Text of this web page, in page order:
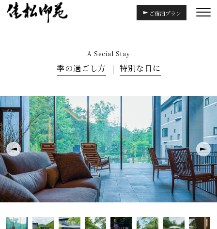
ご宿泊プラン
A Secial Stay
季の過ごし方 特別な日に
Next